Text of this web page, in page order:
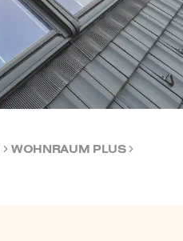
WOHNRAUM PLUS